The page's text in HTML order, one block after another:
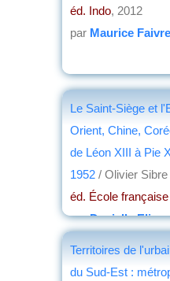
éd. Indo, 2012
par Maurice Faivre
Le Saint-Siège et
Orient, Chine,
de Léon XIII à Pie
1952 / Olivier Sibre
éd. École
parDanielle
Territoires de
du Sud-Est :